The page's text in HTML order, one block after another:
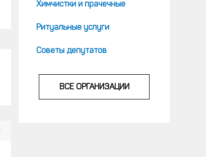
Химчистки и прачечные
Ритуальные услуги
Советы депутатов
ВСЕ ОРГАНИЗАЦИИ